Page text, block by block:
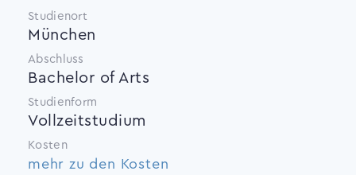
Studienort
München
Abschluss
Bachelor of Arts
Studienform
Vollzeitstudium
Kosten
mehr zu den Kosten